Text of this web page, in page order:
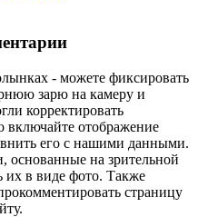
- можете фиксировать
зарю на камеру и
корректировать
включайте отображение
его с нашими данными.
основанные на зрительной
их в виде фото. Также
страницу